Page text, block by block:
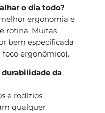
o dia todo?
ergonomia e
rotina. Muitas
bem especificada
ergonômico).
da
e rodízios.
qualquer